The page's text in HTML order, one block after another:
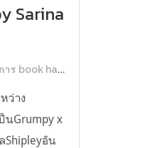
Sarina
ารพัน MM Romance
ว่าง
นGrumpy x
Shipleyอัน